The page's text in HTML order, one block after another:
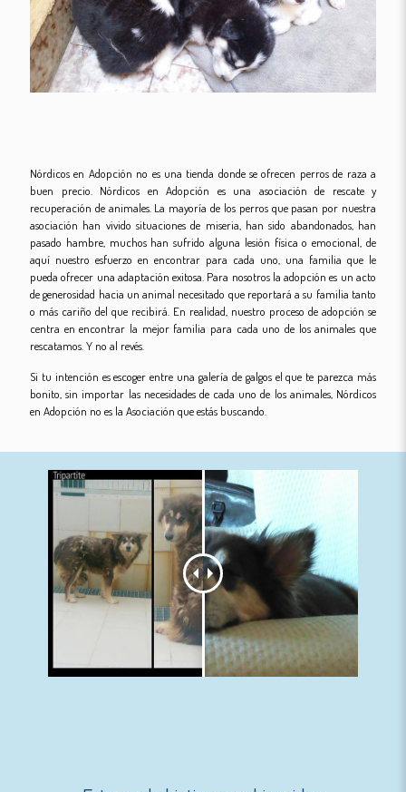
Nórdicos en Adopción no es una tienda donde se ofrecen perros de raza a
buen precio. Nórdicos en Adopción es una asociación de rescate y
recuperación de animales. La mayoría de los perros que pasan por nuestra
asociación han vivido situaciones de miseria, han sido abandonados, han
pasado hambre, muchos han sufrido alguna lesión física o emocional, de
aquí nuestro esfuerzo en encontrar para cada uno, una familia que le
pueda ofrecer una adaptación exitosa. Para nosotros la adopción es un acto
de generosidad hacia un animal necesitado que reportará a su familia tanto
o más cariño del que recibirá. En realidad, nuestro proceso de adopción se
centra en encontrar la mejor familia para cada uno de los animales que
rescatamos. Y no al revés.
Si tu intención es escoger entre una galería de galgos el que te parezca más
bonito, sin importar las necesidades de cada uno de los animales, Nórdicos
en Adopción no es la Asociación que estás buscando.